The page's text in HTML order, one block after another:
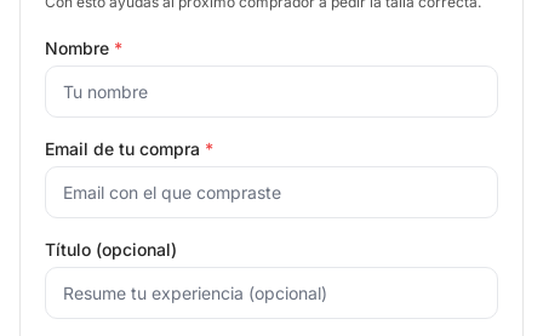
Nombre *
Email de tu compra *
Título (opcional)